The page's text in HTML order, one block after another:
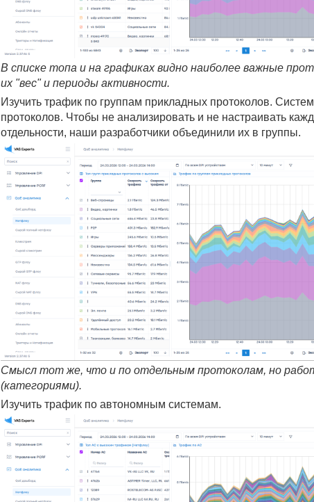
В списке топа и на графиках видно наиболее важные
их "вес" и периоды активности.
Изучить трафик по группам прикладных протоколов.
протоколов. Чтобы не анализировать и не настраивать
отдельности, наши разработчики объединили их в группы.
Смысл тот же, что и по отдельным протоколам, но
(категориями).
Изучить трафик по автономным системам.